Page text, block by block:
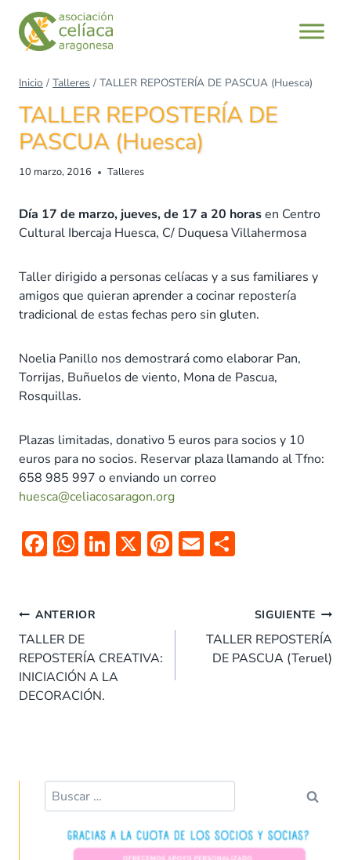
Saltar
contenido
Inicio / Talleres / TALLER REPOSTERÍA DE PASCUA (Huesca)
TALLER REPOSTERÍA DE
PASCUA (Huesca)
10 marzo, 2016 Talleres
Día 17 de marzo, jueves, de 17 a 20 horasen Centro
Cultural Ibercaja Huesca, C/ Duquesa Villahermosa
Taller dirigido a personas celíacas y a sus familiares y
amigos que quieran aprender a cocinar repostería
tradicional de estas fechas pero sin gluten.
Noelia Panillo nos demostrará como elaborar Pan,
Torrijas, Buñuelos de viento, Mona de Pascua,
Rosquillas.
Plazas limitadas, donativo 5 euros para socios y 10
euros para no socios. Reservar plaza llamando al Tfno:
658 985 997 o enviando un correo
huesca@celiacosaragon.org
F
b
o
o
k
W
s
A
p
p
Li
dI
n
X Pi E
ar
tir
Navegación
de
entradas
ANTERIOR
TALLER DE
REPOSTERÍA CREATIVA:
INICIACIÓN A LA
DECORACIÓN.
SIGUIENTE
TALLER REPOSTERÍA
DE PASCUA (Teruel)
Buscar: